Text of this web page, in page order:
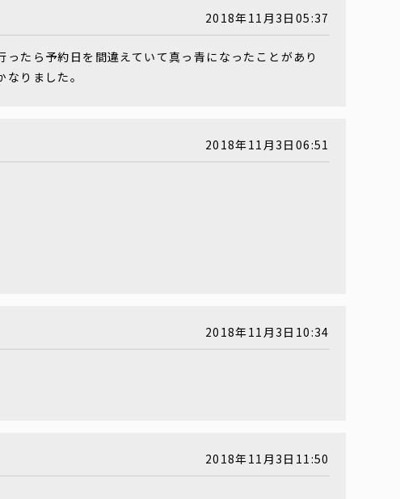
2018年11月3日05:37
たら予約日を間違えていて真っ青になったことがあり
りました。
2018年11月3日06:51
2018年11月3日10:34
2018年11月3日11:50